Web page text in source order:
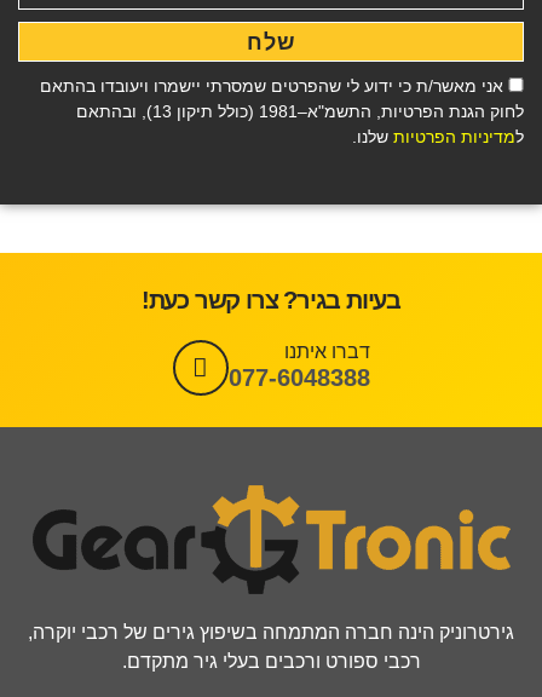
אני מאשר/ת כי ידוע לי שהפרטים שמסרתי יישמרו ויעובדו בהתאם
לחוק הגנת הפרטיות, התשמ"א–1981 (כולל תיקון 13), ובהתאם
למדיניות הפרטיות שלנו.
שלח
בעיות בגיר? צרו קשר כעת!
דברו איתנו
077-6048388
גירטרוניק הינה חברה המתמחה בשיפוץ גירים של רכבי יוקרה,
רכבי ספורט ורכבים בעלי גיר מתקדם.